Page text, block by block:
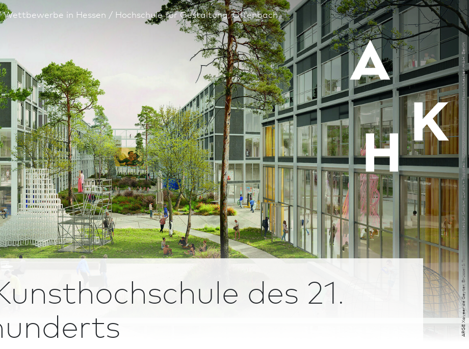
Wettbewerbe in Hessen Hochschule für Gestaltung, Offenbach
ARGE Xaveer de Geyter, Brüssel & Topotek 1 Archi­tektur GmbH, Zürich + Topotek 1 Gesellschaft von Landschafts­architekten mbH, Berlin
des 21.